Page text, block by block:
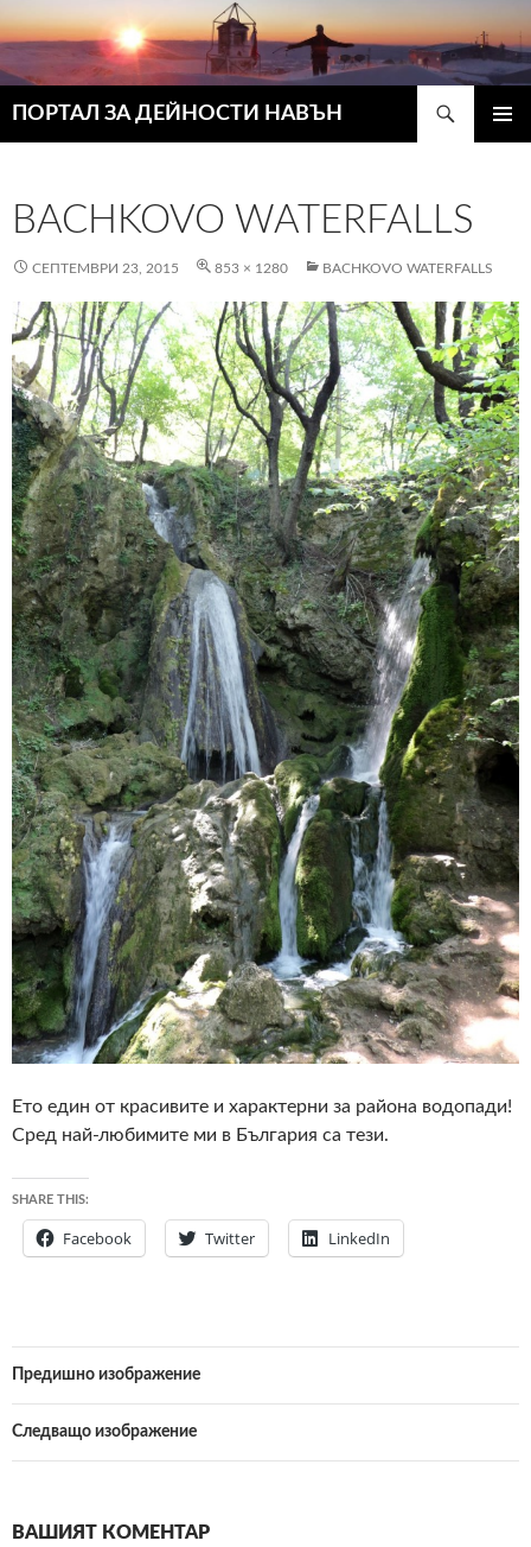
ПОРТАЛ ЗА ДЕЙНОСТИ НАВЪН
BACHKOVO WATERFALLS
СЕПТЕМВРИ 23, 2015 853 × 1280 BACHKOVO WATERFALLS
Ето един от красивите и характерни за района водопади!
Сред най-любимите ми в България са тези.
SHARE THIS:
Facebook Twitter LinkedIn
Предишно изображение
Следващо изображение
ВАШИЯТ КОМЕНТАР